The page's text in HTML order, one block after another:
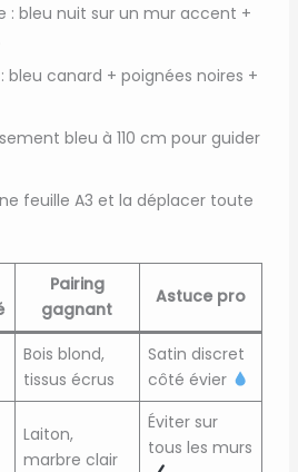
: bleu nuit sur un mur accent +
bleu canard + poignées noires +
bleu à 110 cm pour guider
feuille A3 et la déplacer toute
Pairing
gagnant
Astuce pro
Bois blond,
tissus écrus
Satin discret
côté évier
Laiton,
marbre clair
Éviter sur
tous les murs